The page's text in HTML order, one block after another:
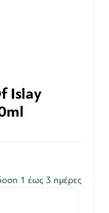
Islay
1 έως 3 ημέρες